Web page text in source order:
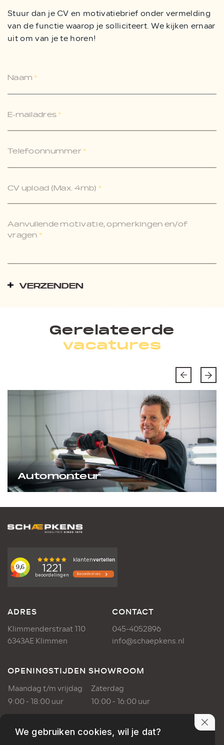
Stuur dan je CV en motivatiebrief onder vermelding
van de functie waarop je solliciteert. We kijken ernaar
uit om van je te horen!
Naam*
E-mailadres*
Telefoonnummer*
CV upload (Max. 4mb) *
Aanvullende motivatie, opmerkingen en/of
vragen*
VERZENDEN
Gerelateerde
vacatures
Automonteur
ADRES
Klimmenderstraat 110
6343AE Klimmen
CONTACT
045-4052896
info@schaepkens.nl
OPENINGSTIJDEN SHOWROOM
Maandag t/m vrijdag
Zaterdag
9:00 - 18:00 uur
10:00 - 16:00 uur
OPENINGSTIJDEN WERKPLAATS
We gebruiken cookies, wil je dat?